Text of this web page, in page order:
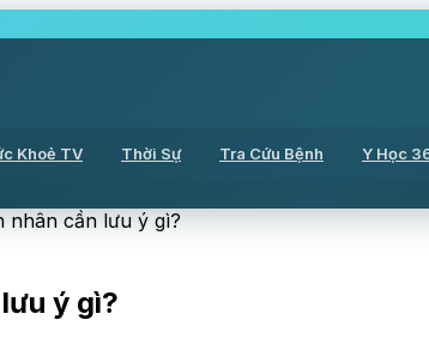
Khoẻ TV Thời Sự Tra Cứu Bệnh Y Học
nhân cần lưu ý gì?
ý gì?